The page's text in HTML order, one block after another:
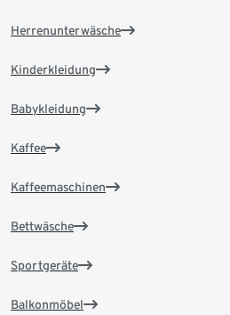
Herrenunterwäsche
Kinderkleidung
Babykleidung
Kaffee
Kaffeemaschinen
Bettwäsche
Sportgeräte
Balkonmöbel